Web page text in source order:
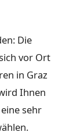
Die
vor Ort
in Graz
Ihnen
sehr